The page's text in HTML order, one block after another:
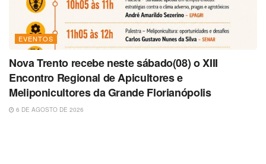
EVENTOS
Nova Trento recebe neste sábado(08) o XIII
Encontro Regional de Apicultores e
Meliponicultores da Grande Florianópolis
6 DE AGOSTO DE 2026